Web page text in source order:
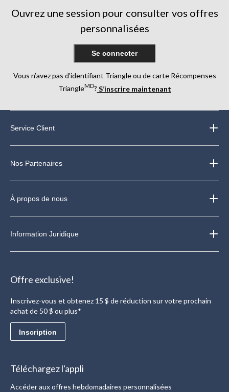
Ouvrez une session pour consulter vos offres
personnalisées
Se connecter
Vous n’avez pas d’identifiant Triangle ou de carte Récompenses
TriangleMD? S’inscrire maintenant
Service Client
Nos Partenaires
À propos de nous
Information Juridique
Offre exclusive!
Inscrivez-vous et obtenez 15 $ de réduction sur votre prochain
achat de 50 $ ou plus*
Inscription
Téléchargez l'appli
Accéder aux offres hebdomadaires personnalisées